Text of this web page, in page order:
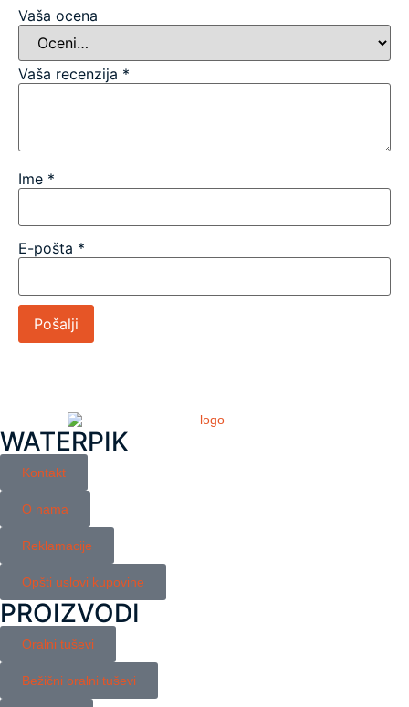
Vaša ocena
Vaša recenzija *
Ime *
E-pošta *
WATERPIK
Kontakt
O nama
Reklamacije
Opšti uslovi kupovine
PROIZVODI
Oralni tuševi
Bežični oralni tuševi